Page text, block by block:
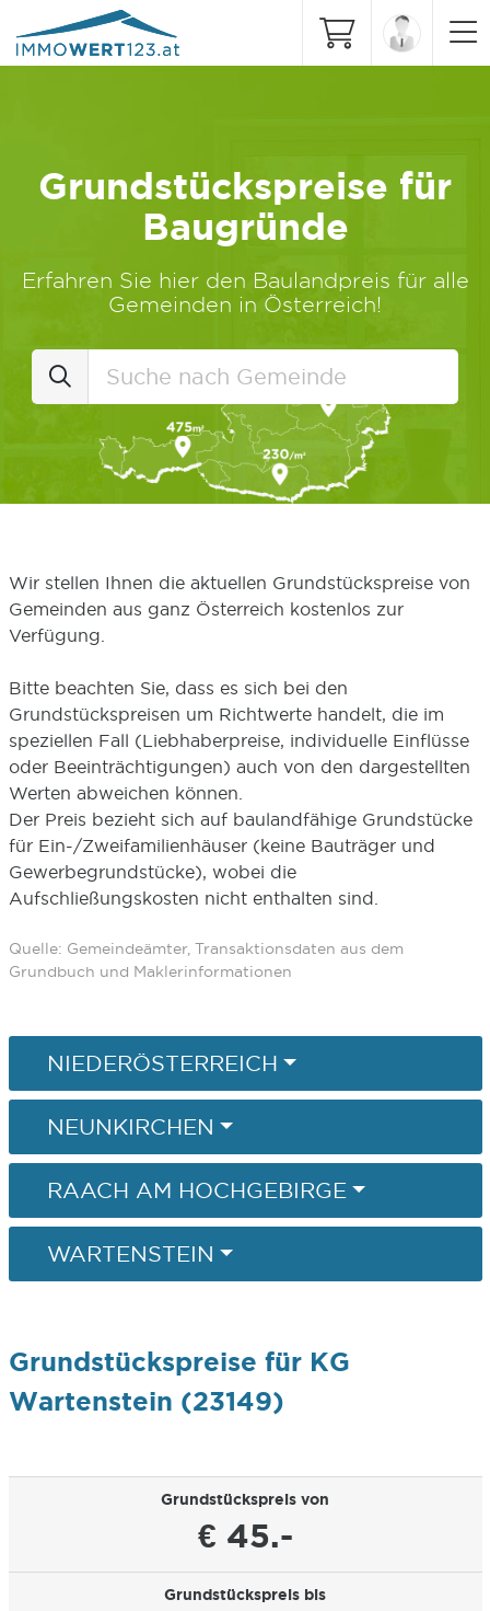
Grundstückspreise für
Baugründe
Erfahren Sie hier den Baulandpreis für alle
Gemeinden in Österreich!
Wir stellen Ihnen die aktuellen Grundstückspreise von
Gemeinden aus ganz Österreich kostenlos zur
Verfügung.
Bitte beachten Sie, dass es sich bei den
Grundstückspreisen um Richtwerte handelt, die im
speziellen Fall (Liebhaberpreise, individuelle Einflüsse
oder Beeinträchtigungen) auch von den dargestellten
Werten abweichen können.
Der Preis bezieht sich auf baulandfähige Grundstücke
für Ein-/Zweifamilienhäuser (keine Bauträger und
Gewerbegrundstücke), wobei die
Aufschließungskosten nicht enthalten sind.
Quelle: Gemeindeämter, Transaktionsdaten aus dem
Grundbuch und Maklerinformationen
NIEDERÖSTERREICH
NEUNKIRCHEN
RAACH AM HOCHGEBIRGE
WARTENSTEIN
Grundstückspreise für KG
Wartenstein (23149)
Grundstückspreis von
€ 45.-
Grundstückspreis bis